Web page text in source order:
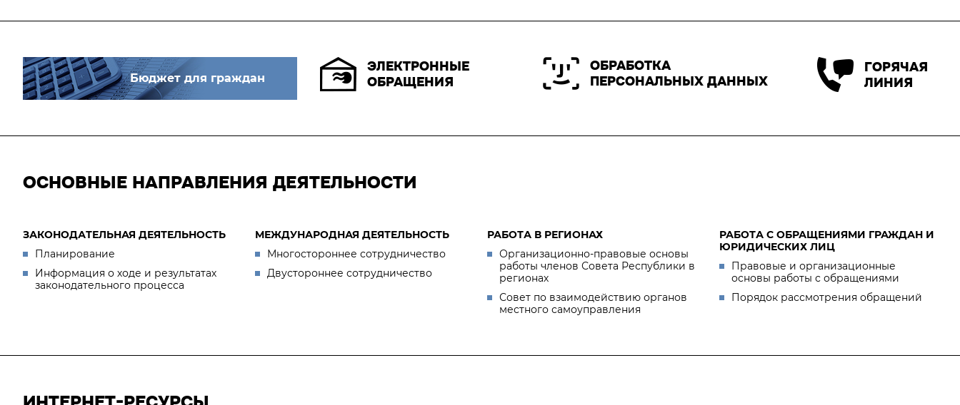
Бюджет для граждан
ЭЛЕКТРОННЫЕ
ОБРАЩЕНИЯ
ОБРАБОТКА
ПЕРСОНАЛЬНЫХ ДАННЫХ
ГОРЯЧАЯ
ЛИНИЯ
ОСНОВНЫЕ НАПРАВЛЕНИЯ ДЕЯТЕЛЬНОСТИ
ЗАКОНОДАТЕЛЬНАЯ ДЕЯТЕЛЬНОСТЬ
Планирование
Информация о ходе и результатах
законодательного процесса
МЕЖДУНАРОДНАЯ ДЕЯТЕЛЬНОСТЬ
Многостороннее сотрудничество
Двустороннее сотрудничество
РАБОТА В РЕГИОНАХ
Организационно-правовые основы
работы членов Совета Республики в
регионах
Совет по взаимодействию органов
местного самоуправления
РАБОТА С ОБРАЩЕНИЯМИ ГРАЖДАН И
ЮРИДИЧЕСКИХ ЛИЦ
Правовые и организационные
основы работы с обращениями
Порядок рассмотрения обращений